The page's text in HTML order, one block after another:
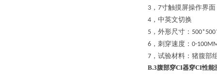
3 ， 7寸触摸屏操作界面
4 ，中英文切换
5 ，外形尺寸：
6 ，刺穿速度： 0-
7 ，试验材料：猪腹部
B.3腹部穿CI器穿CI性能